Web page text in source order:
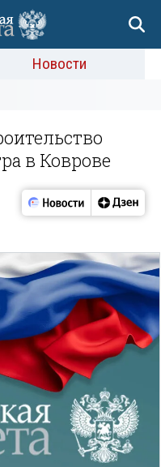
Новости
в Коврове